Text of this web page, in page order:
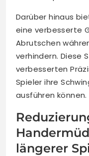
Darüber hinaus
eine verbesserte
Abrutschen
verhindern. Diese
verbesserten
Spieler ihre
ausführen können.
längerer